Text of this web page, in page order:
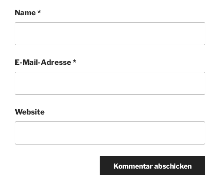
Name*
E-Mail-Adresse*
Website